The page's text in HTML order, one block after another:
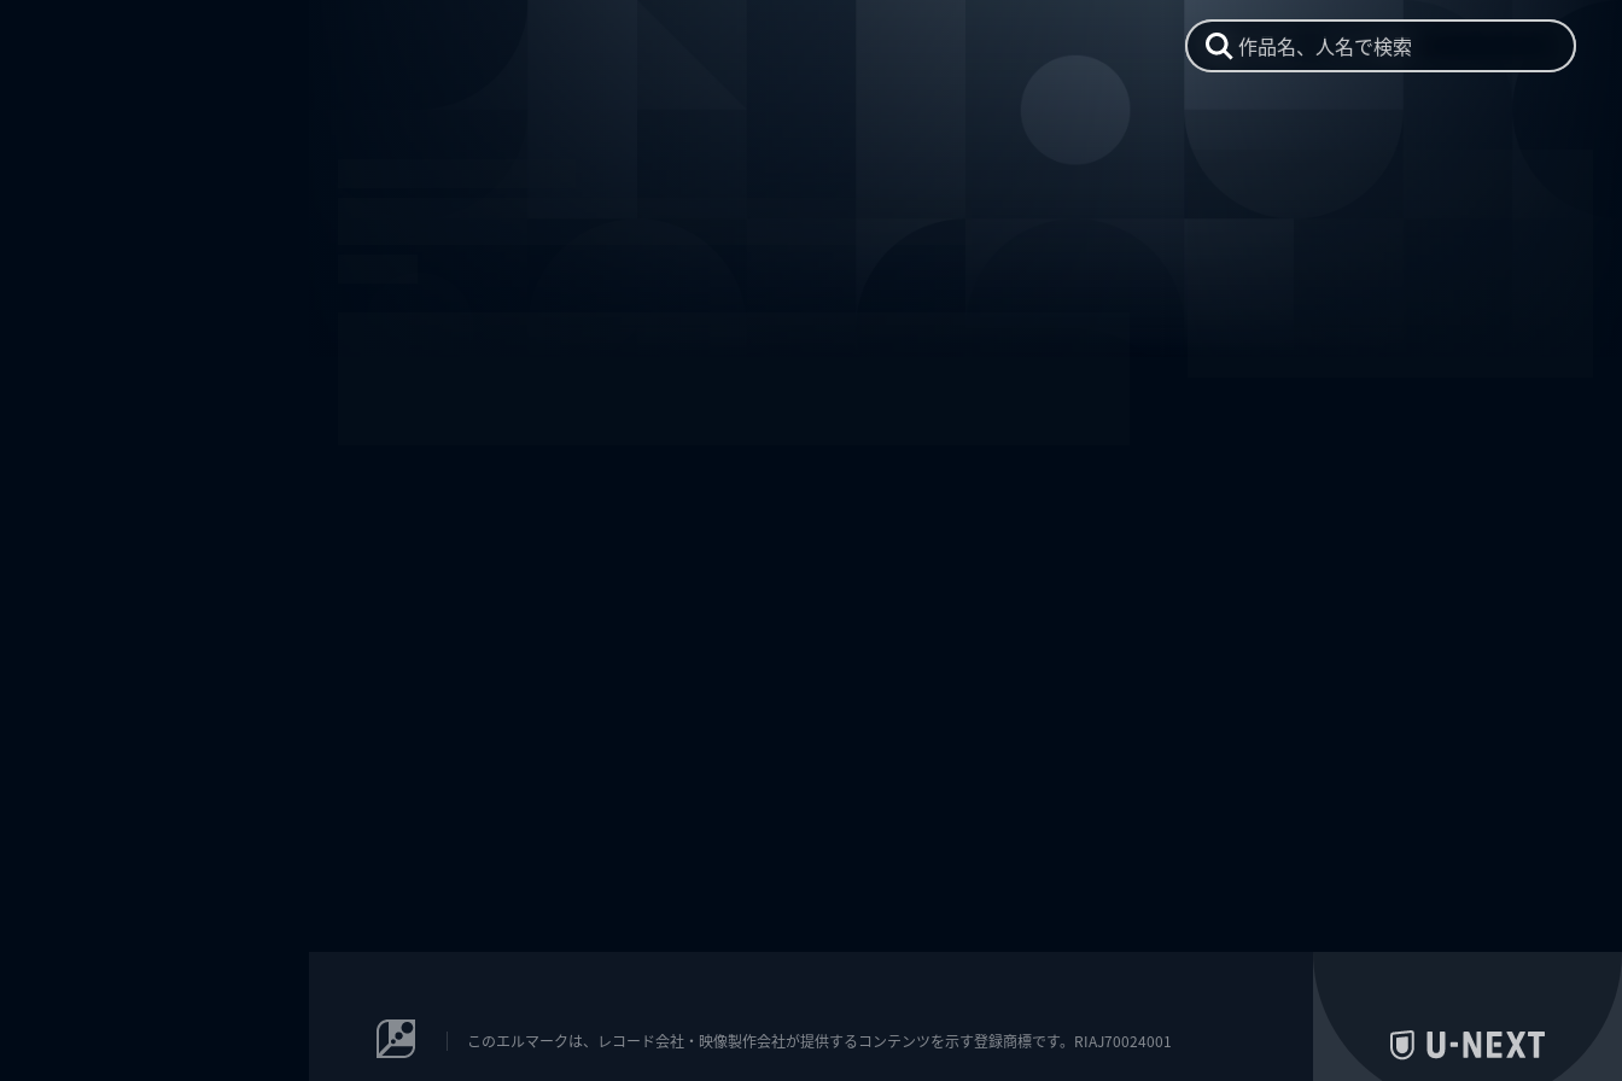
作品名、人名で検索
このエルマークは、レコード会社・映像製作会社が提供するコンテンツを示す登録商標です。RIAJ70024001